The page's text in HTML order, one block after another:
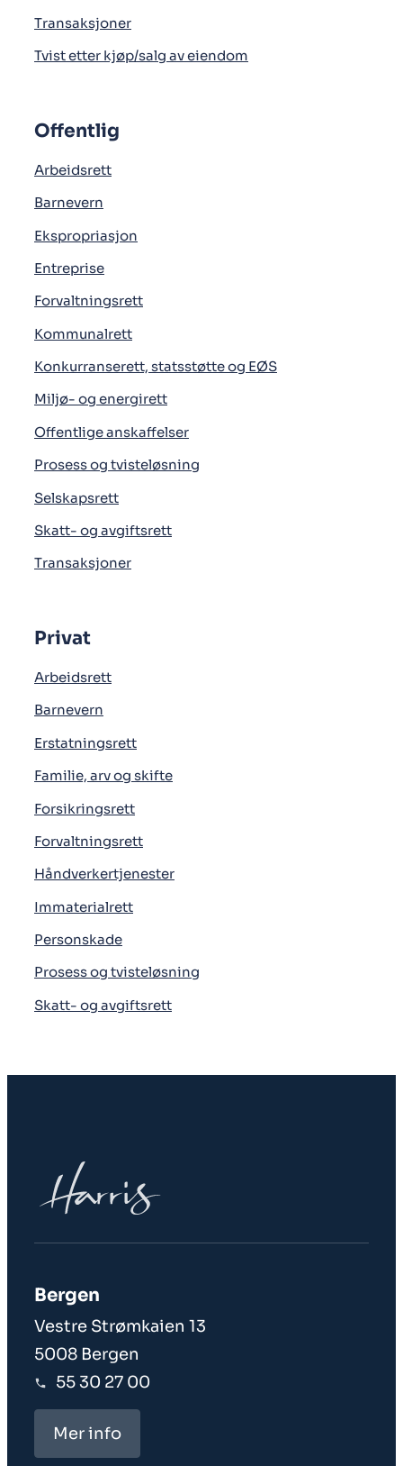
Transaksjoner
Tvist etter kjøp/salg av eiendom
Offentlig
Arbeidsrett
Barnevern
Ekspropriasjon
Entreprise
Forvaltningsrett
Kommunalrett
Konkurranserett, statsstøtte og EØS
Miljø- og energirett
Offentlige anskaffelser
Prosess og tvisteløsning
Selskapsrett
Skatt- og avgiftsrett
Transaksjoner
Privat
Arbeidsrett
Barnevern
Erstatningsrett
Familie, arv og skifte
Forsikringsrett
Forvaltningsrett
Håndverkertjenester
Immaterialrett
Personskade
Prosess og tvisteløsning
Skatt- og avgiftsrett
Bergen
Vestre Strømkaien 13
5008 Bergen
55 30 27 00
Mer info